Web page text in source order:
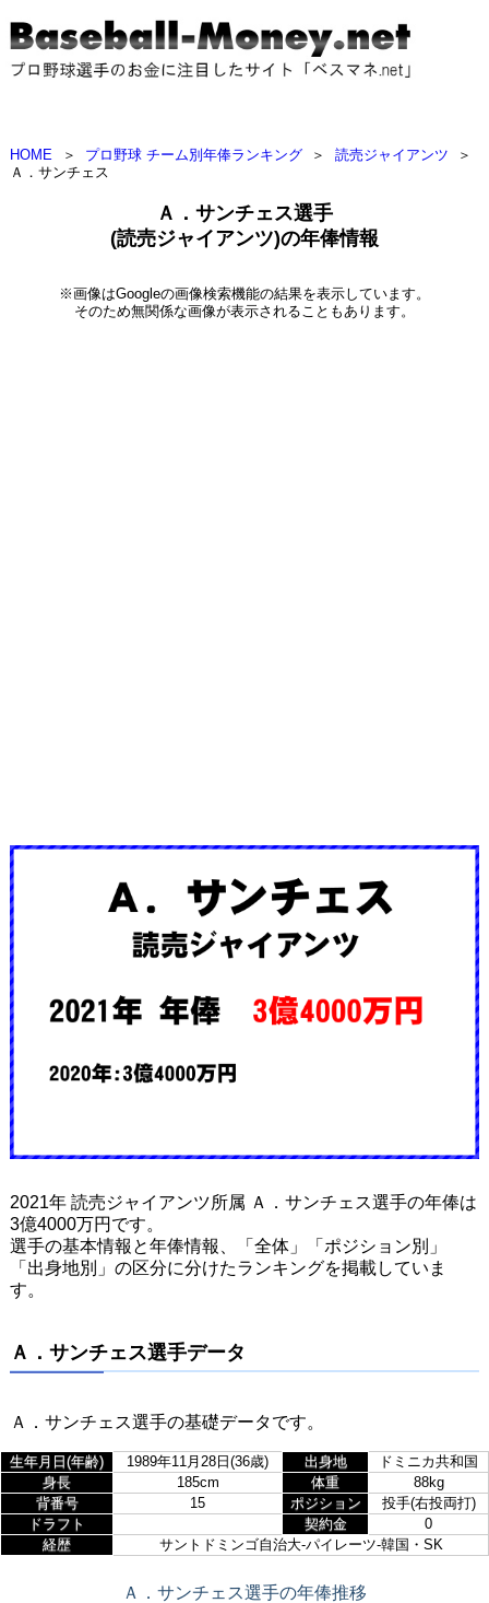
HOME ＞ プロ野球 チーム別年俸ランキング ＞ 読売ジャイアンツ
＞
Ａ．サンチェス
Ａ．サンチェス選手
(読売ジャイアンツ)の年俸情報
※画像はGoogleの画像検索機能の結果を表示しています。
そのため無関係な画像が表示されることもあります。
2021年 読売ジャイアンツ所属 Ａ．サンチェス選手の年俸は
3億4000万円です。
選手の基本情報と年俸情報、「全体」「ポジション別」
「出身地別」の区分に分けたランキングを掲載していま
す。
Ａ．サンチェス選手データ
Ａ．サンチェス選手の基礎データです。
生年月日(年齢) 1989年11月28日(36歳) 出身地
ドミニカ共和国
身長
185cm 体重
88kg
背番号
15 ポジション
投手(右投両打)
ドラフト
契約金
0
経歴
サントドミンゴ自治大-パイレーツ-韓国・SK
Ａ．サンチェス選手の年俸推移